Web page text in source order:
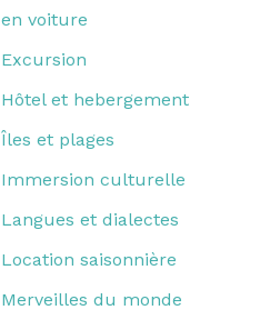
en voiture
Excursion
Hôtel et hebergement
Îles et plages
Immersion culturelle
Langues et dialectes
Location saisonnière
Merveilles du monde